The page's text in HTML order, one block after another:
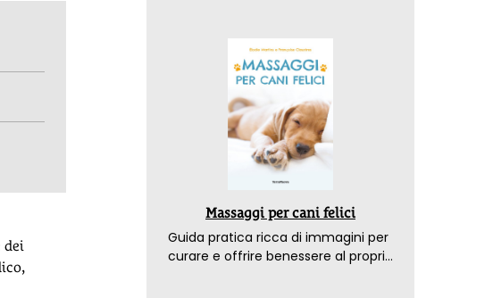
dei
Massaggi per cani felici
Guida pratica ricca di immagini per
curare e offrire benessere al proprio